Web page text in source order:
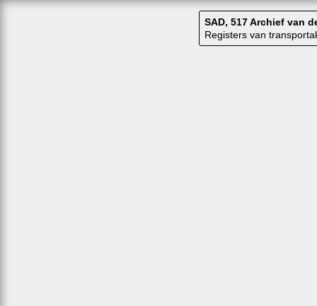
SAD, 517 Archief van
Registers van